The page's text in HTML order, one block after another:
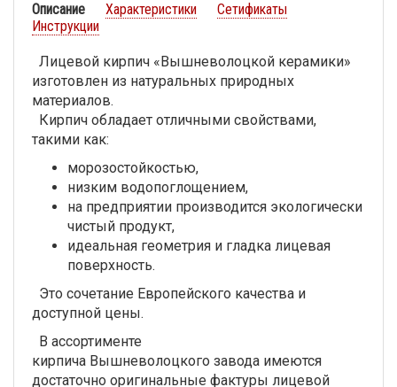
Описание Характеристики
Сетификаты
Инструкции
Лицевой кирпич «Вышневолоцкой керамики»
изготовлен из натуральных природных
материалов.
Кирпич обладает отличными свойствами,
такими как:
морозостойкостью,
низким водопоглощением,
на предприятии производится экологически
чистый продукт,
идеальная геометрия и гладка лицевая
поверхность.
Это сочетание Европейского качества и
доступной цены.
В ассортименте
кирпича Вышневолоцкого завода имеются
достаточно оригинальные фактуры лицевой